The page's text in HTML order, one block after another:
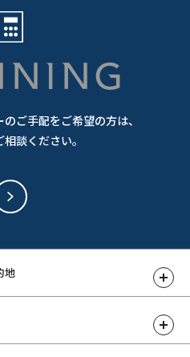
ご手配をご希望の方は、
談ください。
地